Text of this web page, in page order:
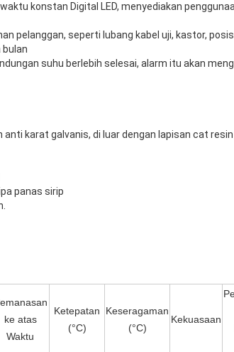
konstan Digital LED, menyediakan
pelanggan, seperti lubang kabel uji, kastor, posisi
suhu berlebih selesai, alarm itu akan
karat galvanis, di luar dengan lapisan cat
panas sirip
ke atas
Waktu
Ketepatan
(°C)
Keseragaman
(°C)
Kekuasaan